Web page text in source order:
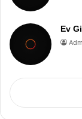
Ev